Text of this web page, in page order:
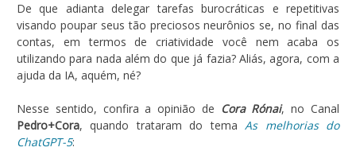
De que adianta delegar tarefas burocráticas e repetitivas
visando poupar seus tão preciosos neurônios se, no final das
contas, em termos de criatividade você nem acaba os
utilizando para nada além do que já fazia? Aliás, agora, com a
ajuda da IA, aquém, né?
Nesse sentido, confira a opinião de Cora Rónai, no Canal
Pedro+Cora, quando trataram do temaAs melhorias do
ChatGPT-5: